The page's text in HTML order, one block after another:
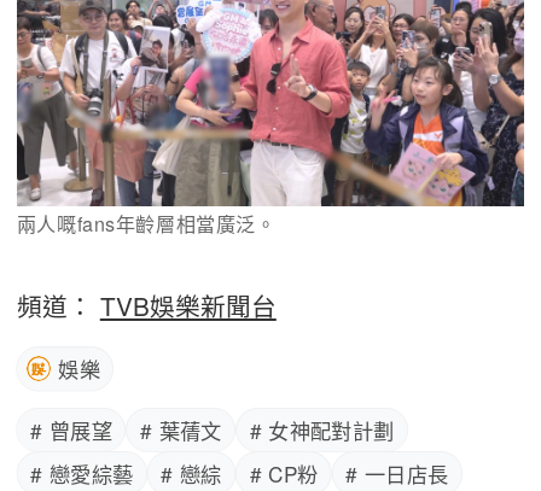
兩人嘅fans年齡層相當廣泛。
頻道： TVB娛樂新聞台
娛樂
# 曾展望 # 葉蒨文
# 女神配對計劃
# 戀愛綜藝
# 戀綜 # CP粉
# 一日店長